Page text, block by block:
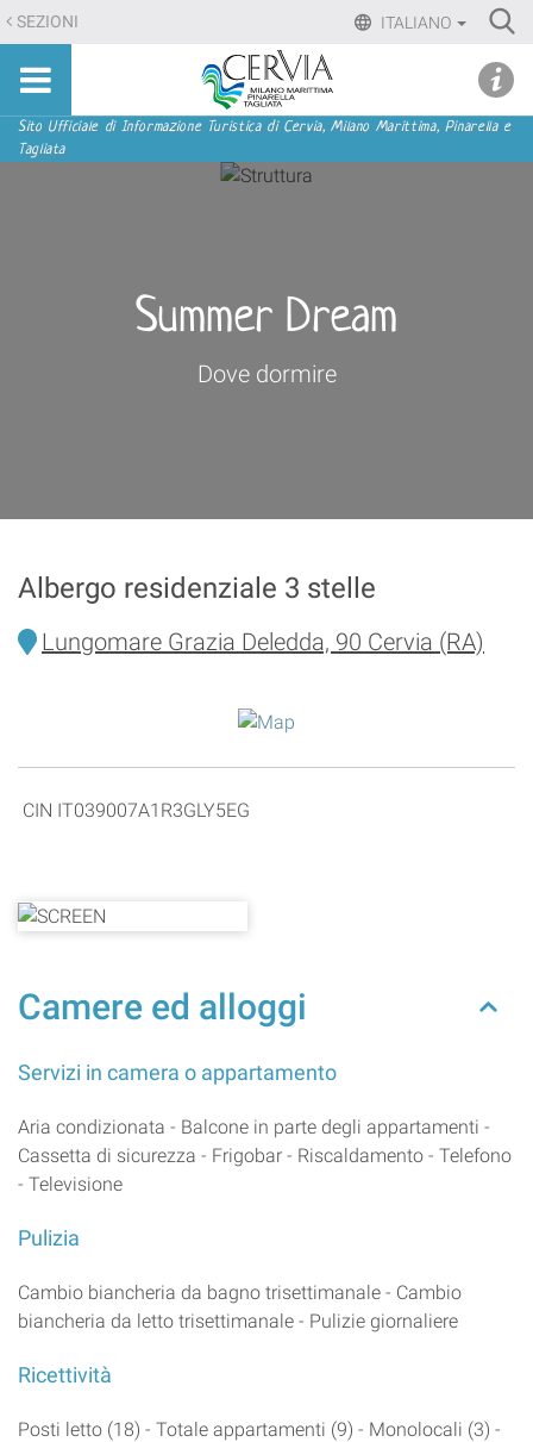
Salta
ai
contenuti.
Salta
alla
ITALIANO
SEZIONI
Sito
turistico
ufficiale
Cervia,
Sezioni
Sito Ufficiale di Informazione Turistica di Cervia, Milano Marittima, Pinarella e
Tagliata
Summer Dream
Dove dormire
Albergo residenziale 3 stelle
Lungomare Grazia Deledda, 90 Cervia (RA)
CIN IT039007A1R3GLY5EG
Camere ed alloggi
Servizi in camera o appartamento
Aria condizionata - Balcone in parte degli appartamenti -
Cassetta di sicurezza - Frigobar - Riscaldamento - Telefono
- Televisione
Pulizia
Cambio biancheria da bagno trisettimanale - Cambio
biancheria da letto trisettimanale - Pulizie giornaliere
Ricettività
Posti letto (18) - Totale appartamenti (9) - Monolocali (3) -
menu